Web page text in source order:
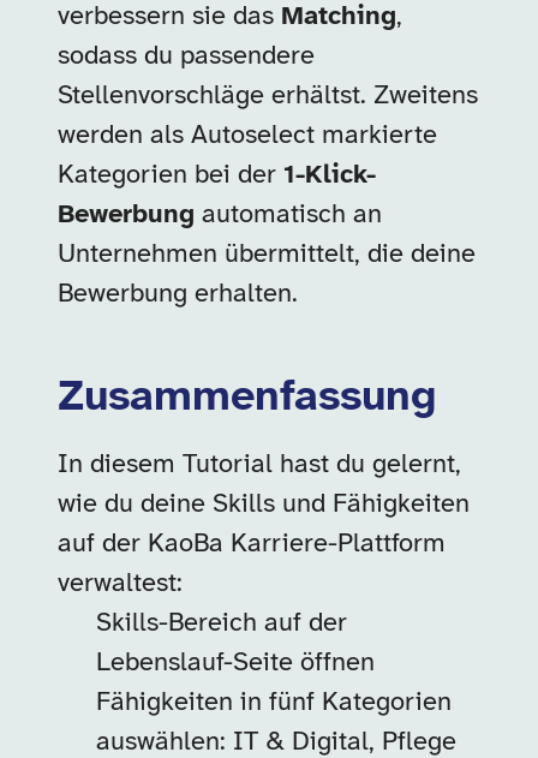
verbessern sie das Matching,
sodass du passendere
Stellenvorschläge erhältst. Zweitens
werden als Autoselect markierte
Kategorien bei der 1-Klick-
Bewerbung automatisch an
Unternehmen übermittelt, die deine
Bewerbung erhalten.
Zusammenfassung
In diesem Tutorial hast du gelernt,
wie du deine Skills und Fähigkeiten
auf der KaoBa Karriere-Plattform
verwaltest:
Skills-Bereich auf der
Lebenslauf-Seite öffnen
Fähigkeiten in fünf Kategorien
auswählen: IT & Digital, Pflege